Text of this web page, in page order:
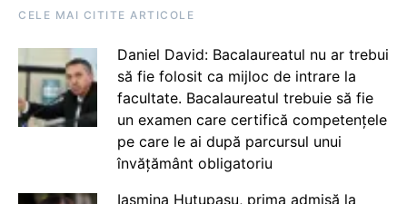
CELE MAI CITITE ARTICOLE
Daniel David: Bacalaureatul nu ar trebui
să fie folosit ca mijloc de intrare la
facultate. Bacalaureatul trebuie să fie
un examen care certifică competențele
pe care le ai după parcursul unui
învățământ obligatoriu
Iasmina Huțupașu, prima admisă la